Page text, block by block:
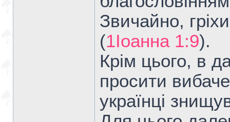
Звичайно,
(1Іоанна 1:9).
Крім цього, в
просити
українці